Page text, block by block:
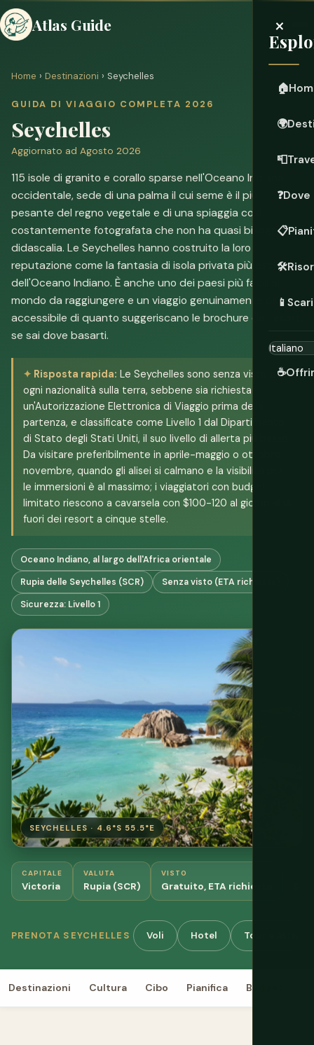
Atlas Guide ×
🏠
🌍
📮
❓Dove
📋
🛠️
📱
☕
Home › Destinazioni › Seychelles
GUIDA DI VIAGGIO COMPLETA 2026
Seychelles
Aggiornato ad Agosto 2026
115 isole di granito e corallo sparse nell'Oceano Indiano
occidentale, sede di una palma il cui seme è il più
pesante del regno vegetale e di una spiaggia così
costantemente fotografata che non ha quasi bisogno di
didascalia. Le Seychelles hanno costruito la loro
reputazione come la fantasia di isola privata più esclusiva
dell'Oceano Indiano. È anche uno dei paesi più facili al
mondo da raggiungere e un viaggio genuinamente più
accessibile di quanto suggeriscano le brochure dei resort,
se sai dove basarti.
Risposta rapida: Le Seychelles sono senza visto per
ogni nazionalità sulla terra, sebbene sia richiesta
un'Autorizzazione Elettronica di Viaggio prima della
partenza, e classificate come Livello 1 dal Dipartimento
di Stato degli Stati Uniti, il suo livello di allerta più basso.
Da visitare preferibilmente in aprile-maggio o ottobre-
novembre, quando gli alisei si calmano e la visibilità per
le immersioni è al massimo; i viaggiatori con budget
limitato riescono a cavarsela con $100-120 al giorno al di
fuori dei resort a cinque stelle.
Oceano Indiano, al largo dell'Africa orientale
Rupia delle Seychelles (SCR)
Senza visto (ETA richiesta)
Sicurezza: Livello 1
SEYCHELLES · 4.6°S 55.5°E
CAPITALE
Victoria
VALUTA
Rupia (SCR)
VISTO
Gratuito, ETA richiesta
PRENOTA SEYCHELLES Voli Hotel Tour e Attività
Destinazioni Cultura Cibo Pianifica Budget